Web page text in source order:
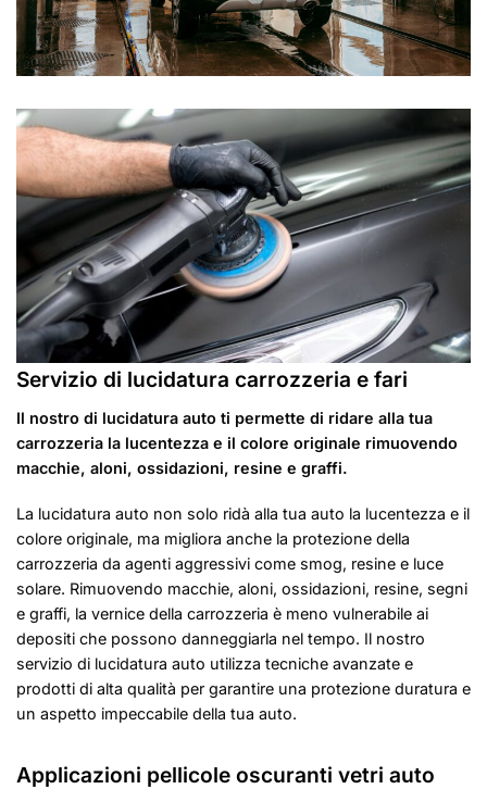
Servizio di lucidatura carrozzeria e fari
Il nostro di lucidatura auto ti permette di ridare alla tua
carrozzeria la lucentezza e il colore originale rimuovendo
macchie, aloni, ossidazioni, resine e graffi.
La lucidatura auto non solo ridà alla tua auto la lucentezza e il
colore originale, ma migliora anche la protezione della
carrozzeria da agenti aggressivi come smog, resine e luce
solare. Rimuovendo macchie, aloni, ossidazioni, resine, segni
e graffi, la vernice della carrozzeria è meno vulnerabile ai
depositi che possono danneggiarla nel tempo. Il nostro
servizio di lucidatura auto utilizza tecniche avanzate e
prodotti di alta qualità per garantire una protezione duratura e
un aspetto impeccabile della tua auto.
Applicazioni pellicole oscuranti vetri auto